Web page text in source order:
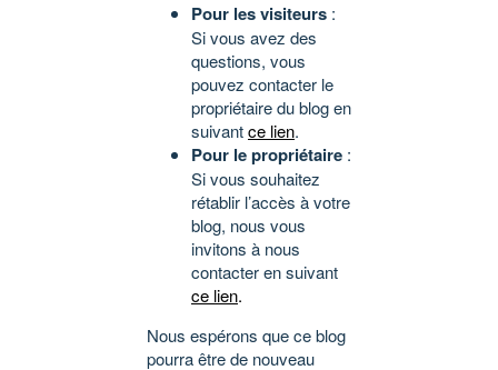
Pour les visiteurs :
Si vous avez des
questions, vous
pouvez contacter le
propriétaire du blog en
suivantce lien.
Pour le propriétaire :
Si vous souhaitez
rétablir l’accès à votre
blog, nous vous
invitons à nous
contacter en suivant
ce lien.
Nous espérons que ce blog
pourra être de nouveau